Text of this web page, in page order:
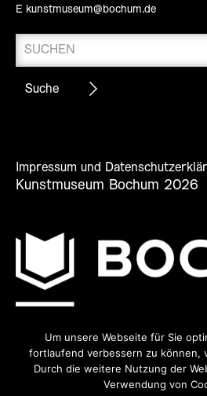
E kunstmuseum@bochum.de
Impressum und
Kunstmuseum Bochum 2026
Um unsere Webseite für Sie
fortlaufend verbessern zu können,
Durch die weitere Nutzung der
Verwendung von